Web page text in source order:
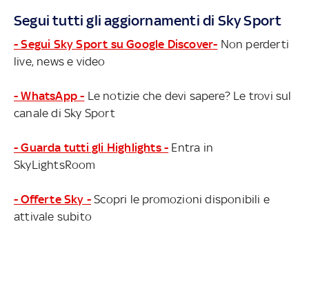
Segui tutti gli aggiornamenti di Sky Sport
- Segui Sky Sport su Google Discover- Non perderti
live, news e video
- WhatsApp - Le notizie che devi sapere? Le trovi sul
canale di Sky Sport
- Guarda tutti gli Highlights - Entra in
SkyLightsRoom
- Offerte Sky - Scopri le promozioni disponibili e
attivale subito